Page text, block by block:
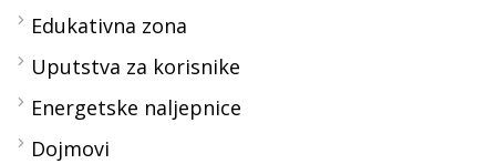
Edukativna zona
Uputstva za korisnike
Energetske naljepnice
Dojmovi